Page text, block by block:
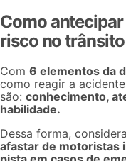
Como
risco no
Com 6 elementos da
como reagir a
são: conhecimento,
habilidade.
Dessa forma,
afastar de motoristas